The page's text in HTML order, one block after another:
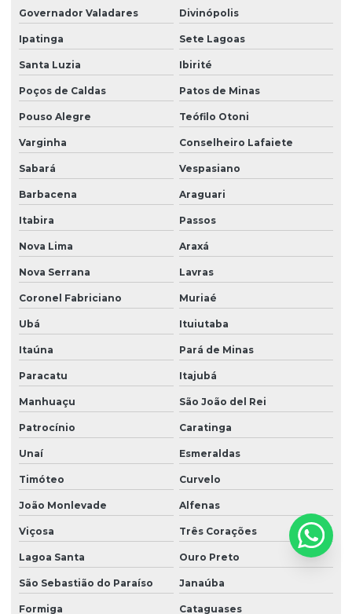
Laudos de segurança do trabalho para o esocial
Ltcat construção civil
Ltcat para eletricista
Ltcat empresa
Ltcat insalubridade
Ltcat insalubridade e periculosidade
Ltcat laudo
Ltcat para mei
Ltcat para periculosidade
Nr 10 elétrica
Nr 10 reciclagem
Nr 10 treinamento reciclagem
Nr 10 treinamentos
Nr 15 ruído
Nr 17 bancada de trabalho
Nr 17 básico
Nr 20 básico
Nr 20 frentista
Governador Valadares Divinópolis
Ipatinga Sete Lagoas
Santa Luzia Ibirité
Poços de Caldas Patos de Minas
Pouso Alegre Teófilo Otoni
Varginha Conselheiro Lafaiete
Sabará Vespasiano
Barbacena Araguari
Itabira Passos
Nova Lima Araxá
Nova Serrana Lavras
Coronel Fabriciano Muriaé
Ubá Ituiutaba
Itaúna Pará de Minas
Paracatu Itajubá
Manhuaçu São João del Rei
Patrocínio Caratinga
Unaí Esmeraldas
Timóteo Curvelo
João Monlevade Alfenas
Viçosa Três Corações
Lagoa Santa Ouro Preto
São Sebastião do Paraíso Janaúba
Formiga Cataguases